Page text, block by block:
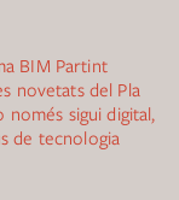
BIM Partint
novetats del Pla
sigui digital,
de tecnologia